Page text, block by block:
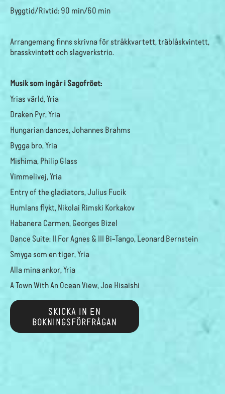
Byggtid/Rivtid: 90 min/60 min
Arrangemang finns skrivna för stråkkvartett, träblåskvintett,
brasskvintett och slagverkstrio.
Musik som ingår i Sagofröet:
Yrias värld, Yria
Draken Pyr, Yria
Hungarian dances, Johannes Brahms
Bygga bro, Yria
Mishima, Philip Glass
Vimmelivej, Yria
Entry of the gladiators, Julius Fucik
Humlans flykt, Nikolai Rimski Korkakov
Habanera Carmen, Georges Bizel
Dance Suite: II For Agnes & III Bi-Tango, Leonard Bernstein
Smyga som en tiger, Yria
Alla mina ankor, Yria
A Town With An Ocean View, Joe Hisaishi
SKICKA IN EN
BOKNINGSFÖRFRÅGAN